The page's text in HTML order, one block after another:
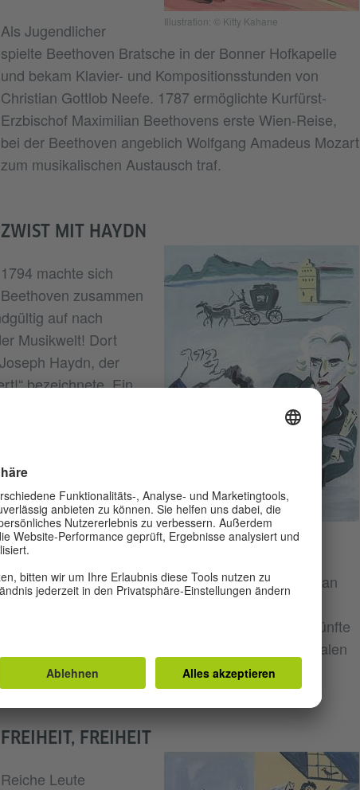
Illustration: © Kitty Kahane
Als Jugendlicher
spielte Beethoven Bratsche in der Bonner Hofkapelle
und bekam Klavier- und Kompositionsstunden von
Christian Gottlob Neefe. 1787 ermöglichte Kurfürst-
Erzbischof Maximilian Beethovens erste Wien-Reise,
bei der Beethoven angeblich Wolfgang Amadeus Mozart
zum musikalischen Austausch traf.
ZWIST MIT HAYDN
Illustration: © Kitty Kahane
1794 machte sich
Beethoven zusammen
auf nach
Musikwelt! Dort
Haydn, der
bezeichnete. Ein
…
Am 22. Dezember
1808 gab Beethoven
das wichtigste Konzert seines Lebens. Im Theater an
der Wien – ohne Heizung, im kältesten Winter –
erklangen zum ersten Mal (unter anderem) seine fünfte
und sechste Sinfonie. Beethoven wurde zum zentralen
Komponisten der Wiener Klassik.
FREIHEIT, FREIHEIT
Reiche Leute